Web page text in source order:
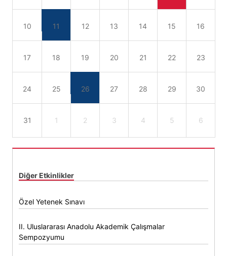
10 11 12 13 14 15 16
17 18 19 20 21 22 23
24 25 26 27 28 29 30
31 1 2 3 4 5 6
Diğer Etkinlikler
Özel Yetenek Sınavı
II. Uluslararası Anadolu Akademik Çalışmalar
Sempozyumu